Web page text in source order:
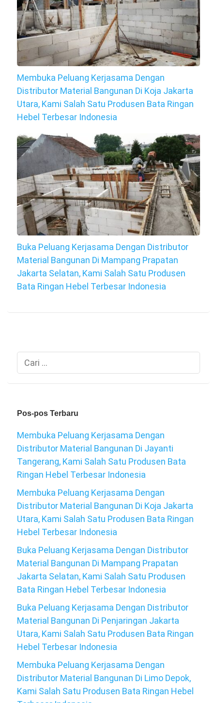
Membuka Peluang Kerjasama Dengan
Distributor Material Bangunan Di Koja Jakarta
Utara, Kami Salah Satu Produsen Bata Ringan
Hebel Terbesar Indonesia
Buka Peluang Kerjasama Dengan Distributor
Material Bangunan Di Mampang Prapatan
Jakarta Selatan, Kami Salah Satu Produsen
Bata Ringan Hebel Terbesar Indonesia
Cari
untuk:
Pos-pos Terbaru
Membuka Peluang Kerjasama Dengan
Distributor Material Bangunan Di Jayanti
Tangerang, Kami Salah Satu Produsen Bata
Ringan Hebel Terbesar Indonesia
Membuka Peluang Kerjasama Dengan
Distributor Material Bangunan Di Koja Jakarta
Utara, Kami Salah Satu Produsen Bata Ringan
Hebel Terbesar Indonesia
Buka Peluang Kerjasama Dengan Distributor
Material Bangunan Di Mampang Prapatan
Jakarta Selatan, Kami Salah Satu Produsen
Bata Ringan Hebel Terbesar Indonesia
Buka Peluang Kerjasama Dengan Distributor
Material Bangunan Di Penjaringan Jakarta
Utara, Kami Salah Satu Produsen Bata Ringan
Hebel Terbesar Indonesia
Membuka Peluang Kerjasama Dengan
Distributor Material Bangunan Di Limo Depok,
Kami Salah Satu Produsen Bata Ringan Hebel